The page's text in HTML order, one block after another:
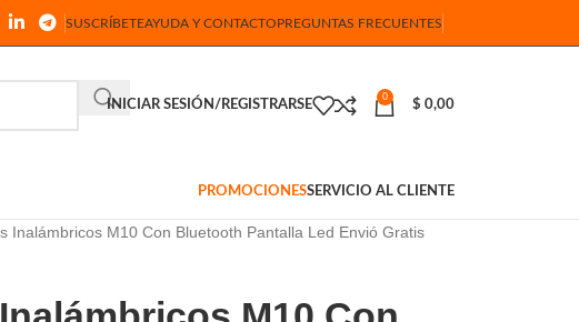
SUSCRÍBETEAYUDA Y CONTACTOPREGUNTAS FRECUENTES
INICIAR SESIÓN/REGISTRARSE
0
$ 0,00
PROMOCIONESSERVICIO AL CLIENTE
Inalámbricos M10 Con Bluetooth Pantalla Led Envió Gratis